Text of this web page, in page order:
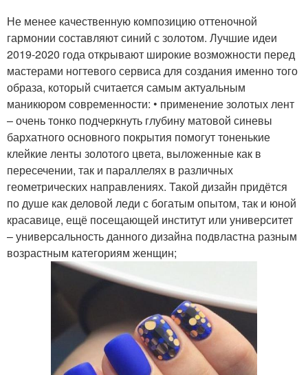
Не менее качественную композицию оттеночной
гармонии составляют синий с золотом. Лучшие идеи
2019-2020 года открывают широкие возможности перед
мастерами ногтевого сервиса для создания именно того
образа, который считается самым актуальным
маникюром современности: • применение золотых лент
– очень тонко подчеркнуть глубину матовой синевы
бархатного основного покрытия помогут тоненькие
клейкие ленты золотого цвета, выложенные как в
пересечении, так и параллелях в различных
геометрических направлениях. Такой дизайн придётся
по душе как деловой леди с богатым опытом, так и юной
красавице, ещё посещающей институт или университет
– универсальность данного дизайна подвластна разным
возрастным категориям женщин;